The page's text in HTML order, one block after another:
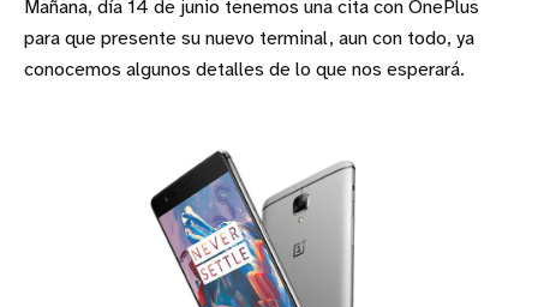
Mañana, día 14 de junio tenemos una cita con OnePlus
para que presente su nuevo terminal, aun con todo, ya
conocemos algunos detalles de lo que nos esperará.